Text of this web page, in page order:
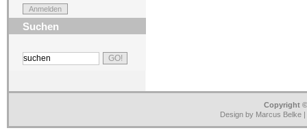
Suchen
Copyright
Design by Marcus Belke